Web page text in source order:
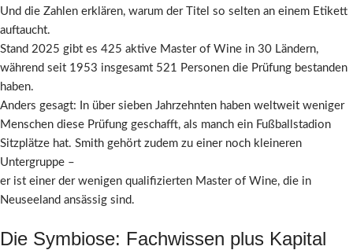
Und die Zahlen erklären, warum der Titel so selten an einem Etikett
auftaucht.
Stand 2025 gibt es 425 aktive Master of Wine in 30 Ländern,
während seit 1953 insgesamt 521 Personen die Prüfung bestanden
haben.
Anders gesagt: In über sieben Jahrzehnten haben weltweit weniger
Menschen diese Prüfung geschafft, als manch ein Fußballstadion
Sitzplätze hat. Smith gehört zudem zu einer noch kleineren
Untergruppe –
er ist einer der wenigen qualifizierten Master of Wine, die in
Neuseeland ansässig sind.
Die Symbiose: Fachwissen plus Kapital